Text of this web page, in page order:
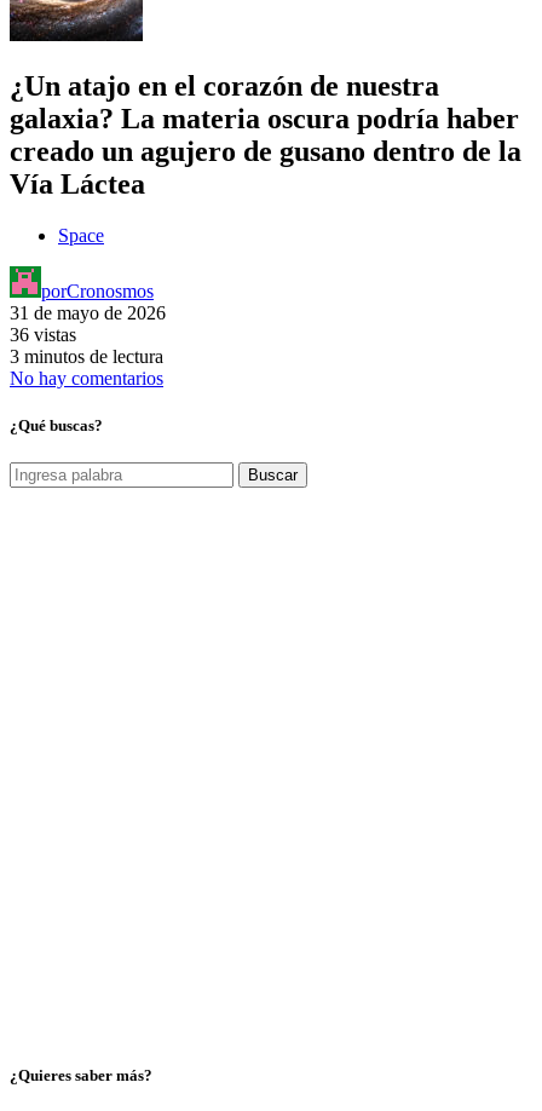
¿Un atajo en el corazón de nuestra
galaxia? La materia oscura podría haber
creado un agujero de gusano dentro de la
Vía Láctea
Space
porCronosmos
31 de mayo de 2026
36 vistas
3 minutos de lectura
No hay comentarios
¿Qué buscas?
Buscar
¿Quieres saber más?